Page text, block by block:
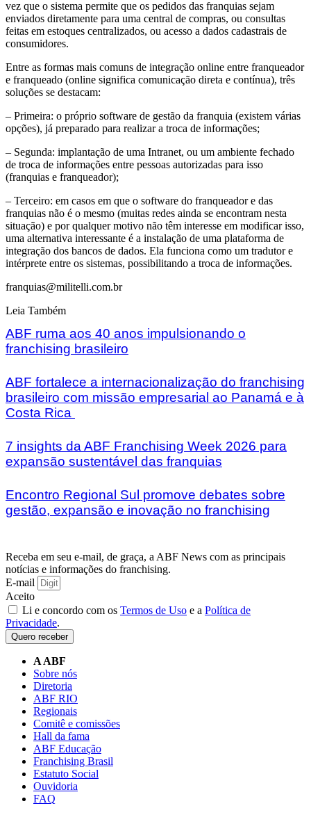
vez que o sistema permite que os pedidos das franquias sejam
enviados diretamente para uma central de compras, ou consultas
feitas em estoques centralizados, ou acesso a dados cadastrais de
consumidores.
Entre as formas mais comuns de integração online entre franqueador
e franqueado (online significa comunicação direta e contínua), três
soluções se destacam:
– Primeira: o próprio software de gestão da franquia (existem várias
opções), já preparado para realizar a troca de informações;
– Segunda: implantação de uma Intranet, ou um ambiente fechado
de troca de informações entre pessoas autorizadas para isso
(franquias e franqueador);
– Terceiro: em casos em que o software do franqueador e das
franquias não é o mesmo (muitas redes ainda se encontram nesta
situação) e por qualquer motivo não têm interesse em modificar isso,
uma alternativa interessante é a instalação de uma plataforma de
integração dos bancos de dados. Ela funciona como um tradutor e
intérprete entre os sistemas, possibilitando a troca de informações.
franquias@militelli.com.br
Leia Também
ABF ruma aos 40 anos impulsionando o
franchising brasileiro
ABF fortalece a internacionalização do franchising
brasileiro com missão empresarial ao Panamá e à
Costa Rica
7 insights da ABF Franchising Week 2026 para
expansão sustentável das franquias
Encontro Regional Sul promove debates sobre
gestão, expansão e inovação no franchising
Receba em seu e-mail, de graça, a ABF News com as principais
notícias e informações do franchising.
E-mail
Aceito
Li e concordo com os Termos de Uso e a Política de
Privacidade.
Quero receber
A ABF
Sobre nós
Diretoria
ABF RIO
Regionais
Comitê e comissões
Hall da fama
ABF Educação
Franchising Brasil
Estatuto Social
Ouvidoria
FAQ